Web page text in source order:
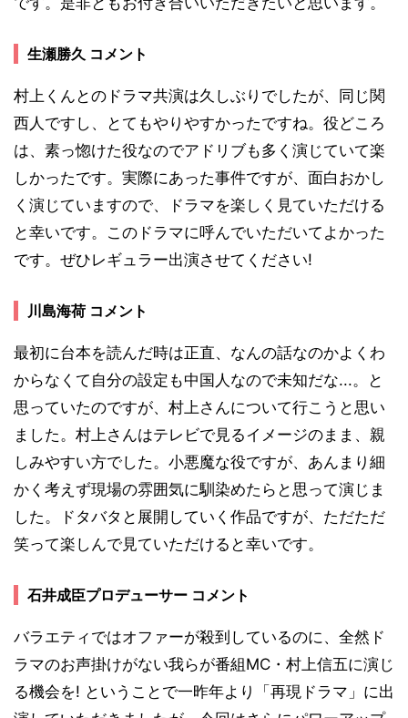
生瀬勝久 コメント
村上くんとのドラマ共演は久しぶりでしたが、同じ関
西人ですし、とてもやりやすかったですね。役どころ
は、素っ惚けた役なのでアドリブも多く演じていて楽
しかったです。実際にあった事件ですが、面白おかし
く演じていますので、ドラマを楽しく見ていただける
と幸いです。このドラマに呼んでいただいてよかった
です。ぜひレギュラー出演させてください!
川島海荷 コメント
最初に台本を読んだ時は正直、なんの話なのかよくわ
からなくて自分の設定も中国人なので未知だな...。と
思っていたのですが、村上さんについて行こうと思い
ました。村上さんはテレビで見るイメージのまま、親
しみやすい方でした。小悪魔な役ですが、あんまり細
かく考えず現場の雰囲気に馴染めたらと思って演じま
した。ドタバタと展開していく作品ですが、ただただ
笑って楽しんで見ていただけると幸いです。
石井成臣プロデューサー コメント
バラエティではオファーが殺到しているのに、全然ド
ラマのお声掛けがない我らが番組MC・村上信五に演じ
る機会を! ということで一昨年より「再現ドラマ」に出